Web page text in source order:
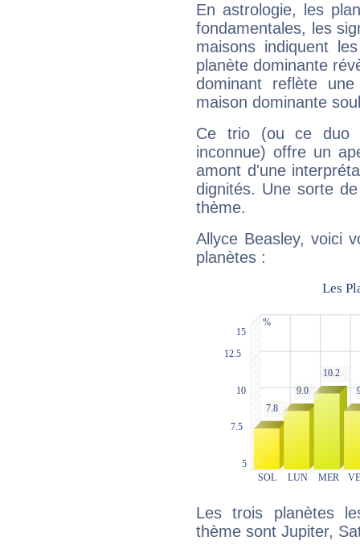
En astrologie, les
fondamentales, les
maisons indiquent
planète dominante
dominant reflète
maison dominante
Ce trio (ou ce duo
inconnue) offre un
amont d'une
dignités. Une sorte
thème.
Allyce Beasley, voici
planètes :
Les trois planètes
thème sont Jupiter,